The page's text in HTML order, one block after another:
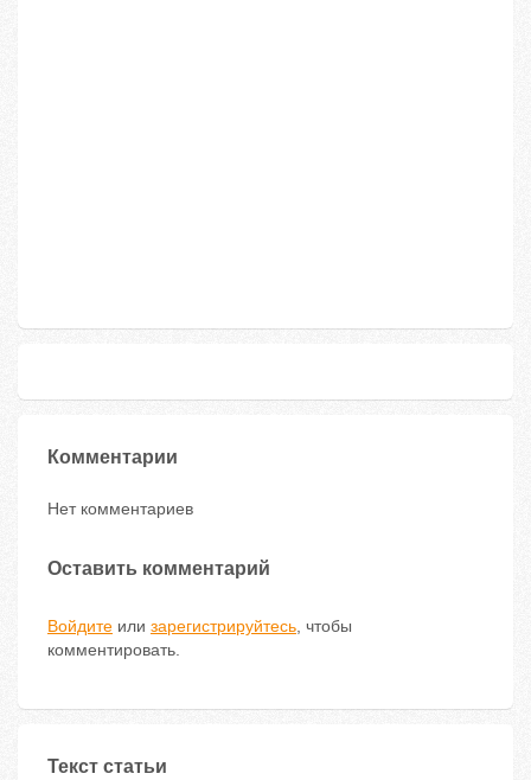
Комментарии
Нет комментариев
Оставить комментарий
Войдите или зарегистрируйтесь, чтобы
комментировать.
Текст статьи